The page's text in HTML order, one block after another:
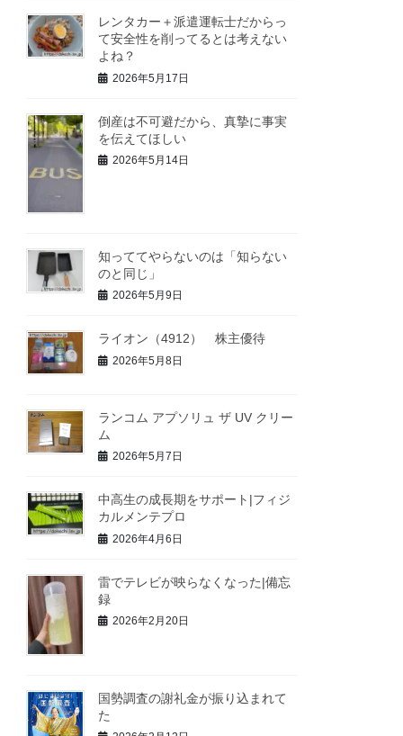
レンタカー＋派遣運転士だからっ
て安全性を削ってるとは考えない
よね？
2026年5月17日
倒産は不可避だから、真摯に事実
を伝えてほしい
2026年5月14日
知っててやらないのは「知らない
のと同じ」
2026年5月9日
ライオン（4912） 株主優待
2026年5月8日
ランコム アプソリュ ザ UV クリー
ム
2026年5月7日
中高生の成長期をサポート|フィジ
カルメンテプロ
2026年4月6日
雷でテレビが映らなくなった|備忘
録
2026年2月20日
国勢調査の謝礼金が振り込まれて
た